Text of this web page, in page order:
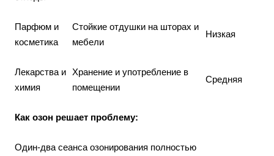
Парфюм и
косметика
Стойкие отдушки на шторах и
мебели
Низкая
Лекарства и
химия
Хранение и употребление в
помещении
Средняя
Как озон решает проблему:
Один-два сеанса озонирования полностью